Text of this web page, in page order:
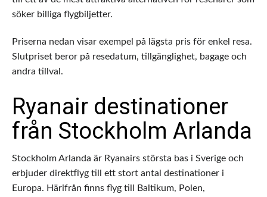
söker billiga flygbiljetter.
Priserna nedan visar exempel på lägsta pris för enkel resa.
Slutpriset beror på resedatum, tillgänglighet, bagage och
andra tillval.
Ryanair destinationer
från Stockholm Arlanda
Stockholm Arlanda är Ryanairs största bas i Sverige och
erbjuder direktflyg till ett stort antal destinationer i
Europa. Härifrån finns flyg till Baltikum, Polen,